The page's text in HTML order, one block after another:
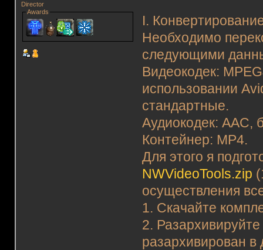
Director
Awards
I.
Необходимо
следующими
Видеокодек:
использовании
стандартные.
Аудиокодек: AAC,
Контейнер: MP4.
Для этого я
NWVideoTools.zip
осуществления
1. Скачайте
2.
разархивирован в